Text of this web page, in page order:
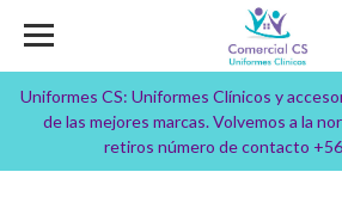
Uniformes CS: Uniformes Clínicos y
de las mejores marcas. Volvemos a la
retiros número de contacto